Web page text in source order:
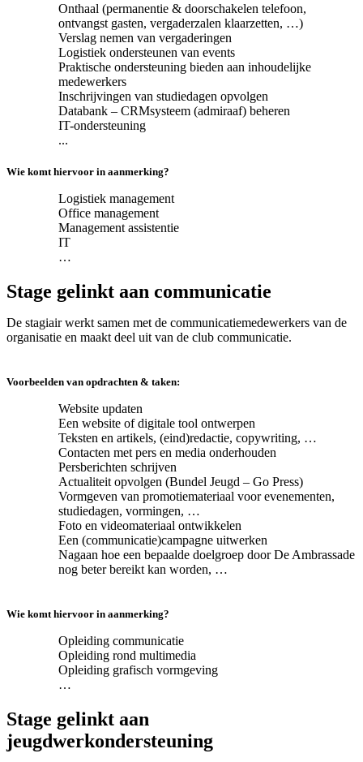
Onthaal (permanentie & doorschakelen telefoon,
ontvangst gasten, vergaderzalen klaarzetten, …)
Verslag nemen van vergaderingen
Logistiek ondersteunen van events
Praktische ondersteuning bieden aan inhoudelijke
medewerkers
Inschrijvingen van studiedagen opvolgen
Databank – CRMsysteem (admiraaf) beheren
IT-ondersteuning
...
Wie komt hiervoor in aanmerking?
Logistiek management
Office management
Management assistentie
IT
…
Stage gelinkt aan communicatie
De stagiair werkt samen met de communicatiemedewerkers van de
organisatie en maakt deel uit van de club communicatie.
Voorbeelden van opdrachten & taken:
Website updaten
Een website of digitale tool ontwerpen
Teksten en artikels, (eind)redactie, copywriting, …
Contacten met pers en media onderhouden
Persberichten schrijven
Actualiteit opvolgen (Bundel Jeugd – Go Press)
Vormgeven van promotiemateriaal voor evenementen,
studiedagen, vormingen, …
Foto en videomateriaal ontwikkelen
Een (communicatie)campagne uitwerken
Nagaan hoe een bepaalde doelgroep door De Ambrassade
nog beter bereikt kan worden, …
Wie komt hiervoor in aanmerking?
Opleiding communicatie
Opleiding rond multimedia
Opleiding grafisch vormgeving
…
Stage gelinkt aan
jeugdwerkondersteuning